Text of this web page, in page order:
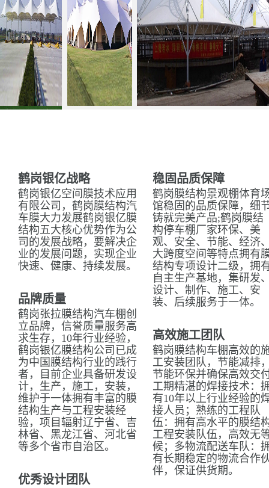
鹤岗银亿战略
鹤岗银亿空间膜技术应用
有限公司，鹤岗膜结构汽
车膜大力发展鹤岗银亿膜
结构五大核心优势作为公
司的发展战略，要解决企
业的发展问题，实现企业
快速、健康、持续发展。
品牌质量
鹤岗张拉膜结构汽车棚创
立品牌，信誉质量服务高
求生存，10年行业经验，
鹤岗银亿膜结构公司已成
为中国膜结构行业的践行
者，目前企业具备研发设
计，生产，施工，安装，
维护于一体拥有丰富的膜
结构生产与工程安装经
验，项目辐射辽宁省、吉
林省、黑龙江省、河北省
等多个省市自治区。
优秀设计团队
稳固品质保障
鹤岗膜结构景观棚体育
馆稳固的品质保障，细
铸就完美产品;鹤岗膜结
构停车棚厂家环保、美
观、安全、节能、经济
大跨度空间等特点拥有
结构专项设计二级，拥
自主生产基地，集研发
设计、制作、施工、安
装、后续服务于一体。
高效施工团队
鹤岗膜结构车棚高效的
工安装团队，节能减排
节能环保并确保高效交
工期精湛的焊接技术：
有10年以上行业经验的
接人员；熟练的工程队
伍：拥有高水平的膜结
工程安装队伍，高效无
候；多物流配送车队：
有长期稳定的物流合作
伴，保证供货期。